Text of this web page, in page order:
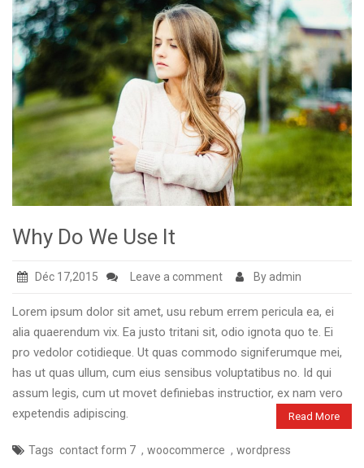
Why Do We Use It
Déc 17,2015 Leave a comment By admin
Lorem ipsum dolor sit amet, usu rebum errem pericula ea, ei
alia quaerendum vix. Ea justo tritani sit, odio ignota quo te. Ei
pro vedolor cotidieque. Ut quas commodo signiferumque mei,
has ut quas ullum, cum eius sensibus voluptatibus no. Id qui
assum legis, cum ut movet definiebas instructior, ex nam vero
expetendis adipiscing.
Read More
Tags contact form 7 , woocommerce , wordpress